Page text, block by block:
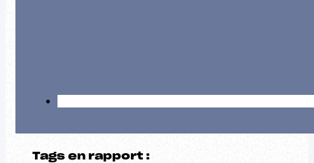
Tags en rapport :